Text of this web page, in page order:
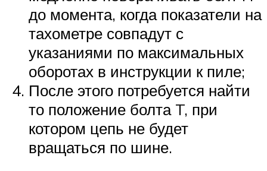
до момента, когда показатели на
тахометре совпадут с
указаниями по максимальных
оборотах в инструкции к пиле;
После этого потребуется найти
то положение болта T, при
котором цепь не будет
вращаться по шине.